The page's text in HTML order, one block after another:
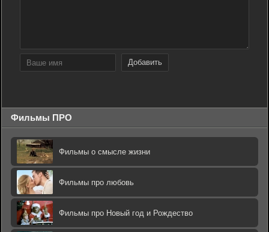
Добавить
Фильмы ПРО
Фильмы о смысле жизни
Фильмы про любовь
Фильмы про Новый год и Рождество